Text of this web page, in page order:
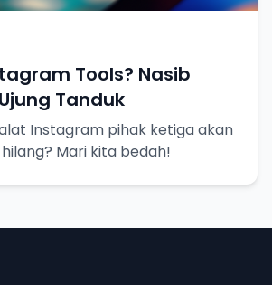
Tools? Nasib
Tanduk
Instagram pihak ketiga akan
Mari kita bedah!